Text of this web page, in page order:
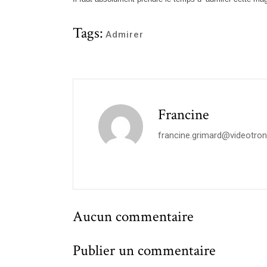
Tags: Admirer
Francine
Aucun commentaire
Publier un commentaire